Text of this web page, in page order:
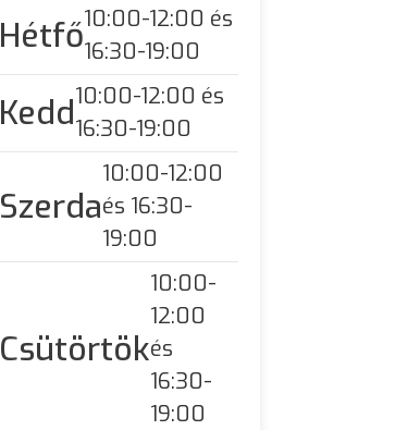
Hétfő10:00-12:00 és
16:30-19:00
Kedd10:00-12:00 és
16:30-19:00
Szerda
10:00-12:00
és 16:30-
19:00
Csütörtök
10:00-
12:00
és
16:30-
19:00